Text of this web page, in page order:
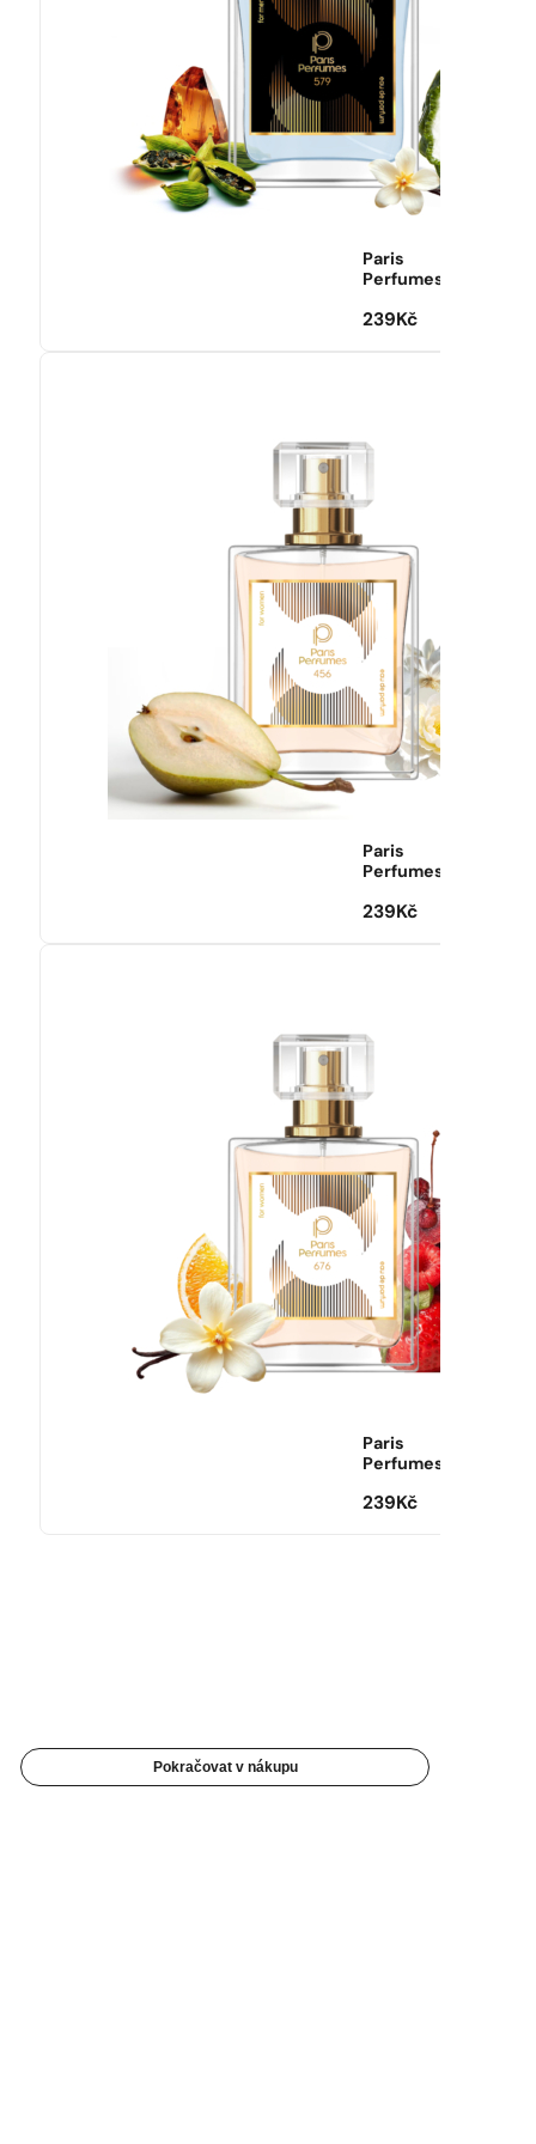
Paris
Perfumes
239 Kč
Paris
Perfumes
239Kč
Paris
Perfumes
239Kč
Pokračovat v nákupu